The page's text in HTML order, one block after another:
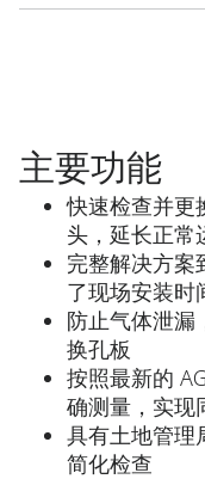
主要功能
快速检查并更
头，延长正常
完整解决方案
了现场安装时
防止气体泄漏
换孔板
按照最新的
确测量，实现
具有土地管理
简化检查